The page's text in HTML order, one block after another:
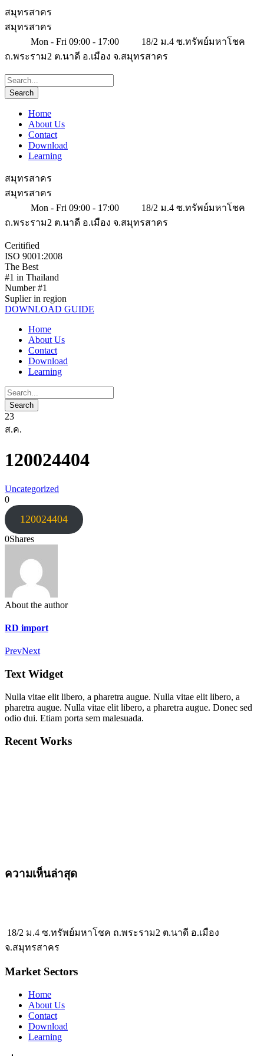
สมุทรสาคร
สมุทรสาคร
Mon - Fri 09:00 - 17:00
18/2 ม.4 ซ.ทรัพย์มหาโชค
ถ.พระราม2 ต.นาดี อ.เมือง จ.สมุทรสาคร
Home
About Us
Contact
Download
Learning
สมุทรสาคร
สมุทรสาคร
Mon - Fri 09:00 - 17:00
18/2 ม.4 ซ.ทรัพย์มหาโชค
ถ.พระราม2 ต.นาดี อ.เมือง จ.สมุทรสาคร
Ceritified
ISO 9001:2008
The Best
#1 in Thailand
Number #1
Suplier in region
DOWNLOAD GUIDE
Home
About Us
Contact
Download
Learning
23
ส.ค.
120024404
Uncategorized
0
120024404
0Shares
About the author
RD import
PrevNext
Text Widget
Nulla vitae elit libero, a pharetra augue. Nulla vitae elit libero, a
pharetra augue. Nulla vitae elit libero, a pharetra augue. Donec sed
odio dui. Etiam porta sem malesuada.
Recent Works
ความเห็นล่าสุด
18/2 ม.4 ซ.ทรัพย์มหาโชค ถ.พระราม2 ต.นาดี อ.เมือง
จ.สมุทรสาคร
Market Sectors
Home
About Us
Contact
Download
Learning